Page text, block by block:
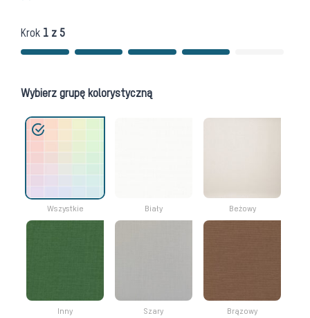
Krok 1 z 5
Wybierz grupę kolorystyczną
Wszystkie Biały Beżowy
Inny Szary Brązowy